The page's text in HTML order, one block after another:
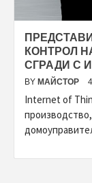
КОНТРОЛ
СГРАДИ С
BY МАЙСТОР
Internet of